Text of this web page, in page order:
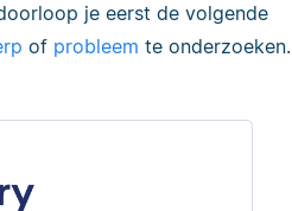
je eerst de volgende
of probleem te onderzoeken.